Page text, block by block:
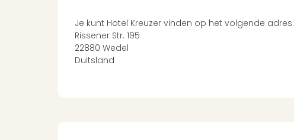
Je kunt Hotel Kreuzer vinden op het volgende adres:
Rissener Str. 195
22880 Wedel
Duitsland